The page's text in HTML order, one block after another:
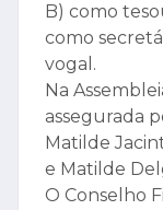
B) como
como
vogal.
Na
assegurada
Matilde
e Matilde
O Conselho